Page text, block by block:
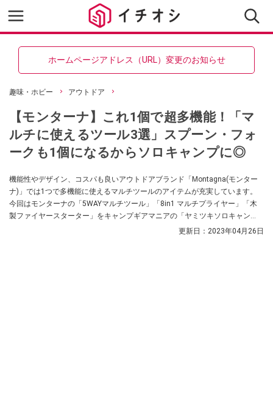
ホームページアドレス（URL）変更のお知らせ
趣味・ホビー アウトドア
【モンターナ】これ1個で超多機能！「マ
ルチに使えるツール3選」スプーン・フォ
ークも1個になるからソロキャンプに◎
機能性やデザイン、コスパも良いアウトドアブランド「Montagna(モンター
ナ)」では1つで多機能に使えるマルチツールのアイテムが充実しています。
今回はモンターナの「5WAYマルチツール」「8in1 マルチプライヤー」「木
製ファイヤースターター」をキャンプギアマニアの「ヤミツキソロキャン
プ」さんが紹介してくれました。どうしても荷物が多くなってしまうキャン
更新日： 2023年04月26日